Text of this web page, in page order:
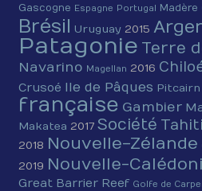
Gascogne Espagne Portugal Madère
Brésil Uruguay 2015
Patagonie Terre
Navarino Magellan 2016
Crusoé Ile de Pâques Pitcairn
française Gambier
Makatea 2017Société Tahiti
2018 Nouvelle-Zélande
2019 Nouvelle-
Great Barrier Reef Golfe de